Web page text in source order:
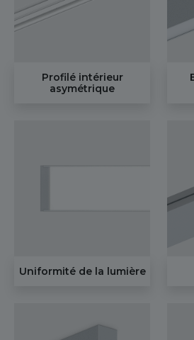
Profilé intérieur
asymétrique
Uniformité de la lumière